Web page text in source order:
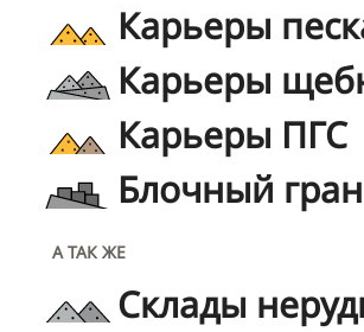
Карьеры
Карьеры
Карьеры ПГС
Блочный
А ТАК ЖЕ
Склады